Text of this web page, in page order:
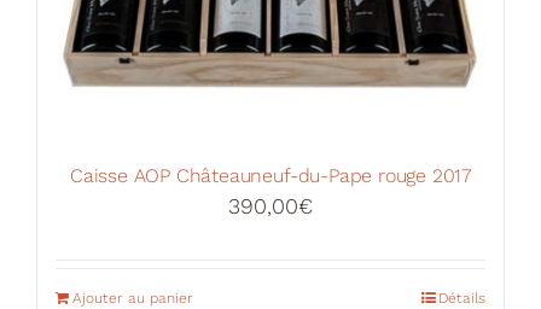
Caisse AOP Châteauneuf-du-Pape rouge 2017
390,00€
Ajouter au panier Détails